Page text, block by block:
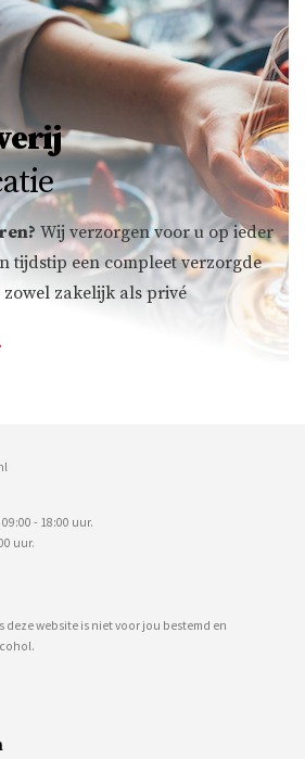
Wij verzorgen voor u op ieder
tijdstip een compleet verzorgde
zakelijk als privé
- 18:00 uur.
uur.
deze website is niet voor jou bestemd en